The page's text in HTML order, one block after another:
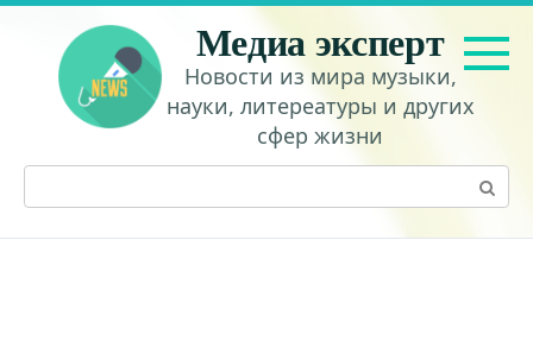
Перейти
контенту
Медиа эксперт
Новости из мира музыки,
науки, литереатуры и других
сфер жизни
Поиск: